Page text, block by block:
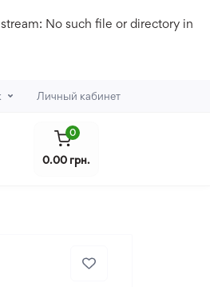
No such file or directory in
Личный кабинет
0
0.00 грн.